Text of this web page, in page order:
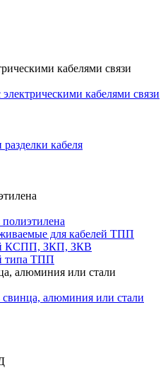
кабелями связи
кабелями связи
кабеля
для кабелей ТПП
КСПП, ЗКП, ЗКВ
типа ТПП
алюминия или стали
алюминия или стали